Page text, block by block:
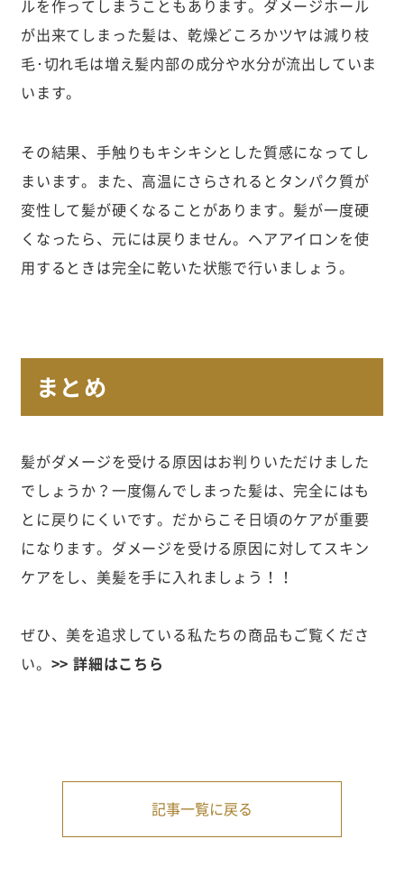
ルを作ってしまうこともあります。ダメージホール
が出来てしまった髪は、乾燥どころかツヤは減り枝
毛･切れ毛は増え髪内部の成分や水分が流出していま
います。
その結果、手触りもキシキシとした質感になってし
まいます。また、高温にさらされるとタンパク質が
変性して髪が硬くなることがあります。髪が一度硬
くなったら、元には戻りません。ヘアアイロンを使
用するときは完全に乾いた状態で行いましょう。
まとめ
髪がダメージを受ける原因はお判りいただけました
でしょうか？一度傷んでしまった髪は、完全にはも
とに戻りにくいです。だからこそ日頃のケアが重要
になります。ダメージを受ける原因に対してスキン
ケアをし、美髪を手に入れましょう！！
ぜひ、美を追求している私たちの商品もご覧くださ
い。 >> 詳細はこちら
記事一覧に戻る